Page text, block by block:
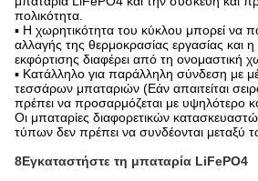
πολικότητα.
▪ Η χωρητικότητα του κύκλου μπορεί να
αλλαγής της θερμοκρασίας εργασίας και
εκφόρτισης διαφέρει από τη ονομαστική
▪ Κατάλληλο για παράλληλη σύνδεση με
τεσσάρων μπαταριών (Εάν απαιτείται
πρέπει να προσαρμόζεται με υψηλότερο
Οι μπαταρίες διαφορετικών
τύπων δεν πρέπει να συνδέονται μεταξύ
8Εγκαταστήστε τη μπαταρία LiFePO4